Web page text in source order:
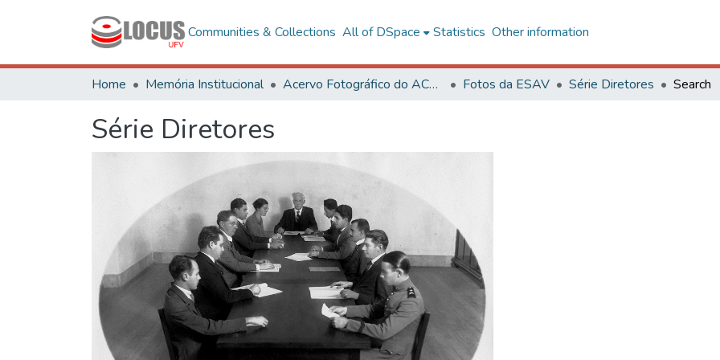
Communities & Collections All of DSpace Statistics Other information
Home Memória Institucional Acervo Fotográfico do ACH-UFV Fotos da ESAV Série Diretores Search
Série Diretores